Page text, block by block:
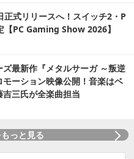
正式リリースへ！スイッチ2・P
【PC Gaming Show 2026】
ズ最新作『メタルサーガ ～叛逆
モーション映像公開！音楽はベ
三氏が全楽曲担当
っと見る